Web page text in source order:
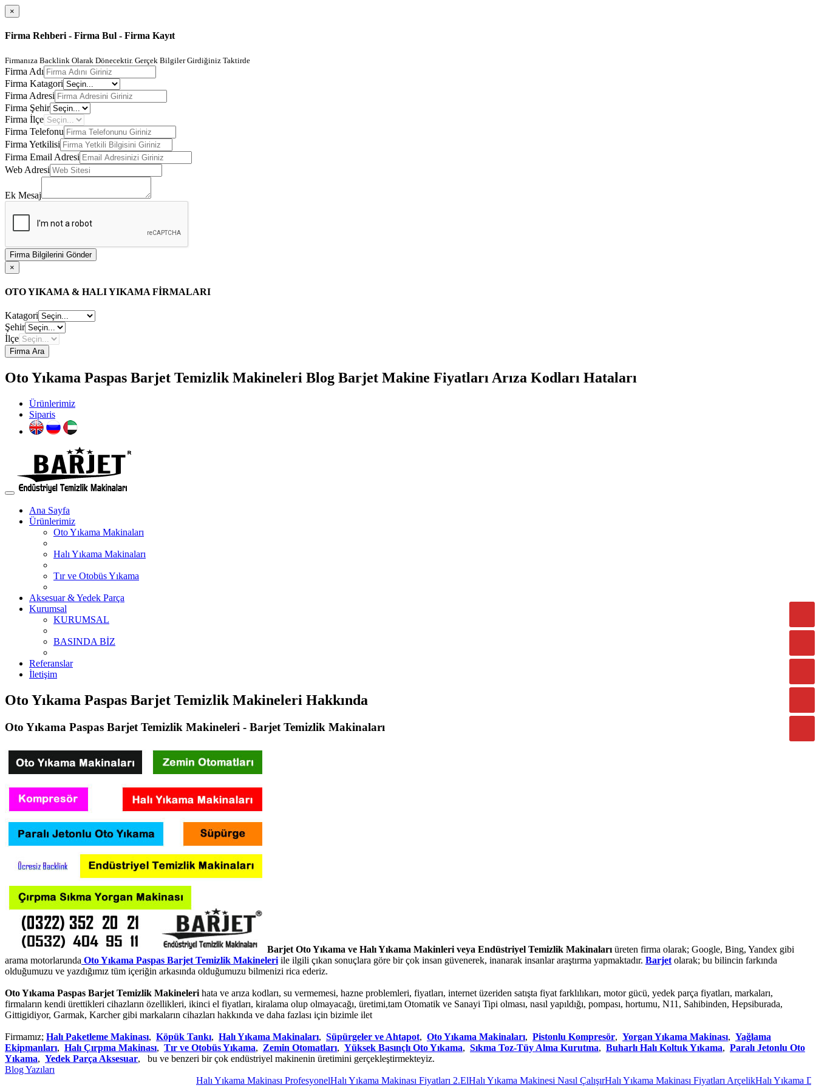
×
Firma Rehberi - Firma Bul - Firma Kayıt
Firmanıza Backlink Olarak Dönecektir. Gerçek Bilgiler Girdiğiniz Taktirde
Firma Adı
Firma Katagori
Firma Adresi
Firma Şehir
Firma İlçe
Firma Telefonu
Firma Yetkilisi
Firma Email Adresi
Web Adresi
Ek Mesaj
Firma Bilgilerini Gönder
×
OTO YIKAMA & HALI YIKAMA FİRMALARI
Katagori
Şehir
İlçe
Firma Ara
Oto Yıkama Paspas Barjet Temizlik Makineleri Blog Barjet Makine Fiyatları Arıza Kodları Hataları
Ürünlerimiz
Siparis
Ana Sayfa
Ürünlerimiz
Oto Yıkama Makinaları
Halı Yıkama Makinaları
Tır ve Otobüs Yıkama
Aksesuar & Yedek Parça
Kurumsal
KURUMSAL
BASINDA BİZ
Referanslar
İletişim
Oto Yıkama Paspas Barjet Temizlik Makineleri Hakkında
Oto Yıkama Paspas Barjet Temizlik Makineleri - Barjet Temizlik Makinaları
Barjet Oto Yıkama ve Halı Yıkama Makinleri veya Endüstriyel Temizlik Makinalarıüreten firma olarak; Google, Bing, Yandex gibi
arama motorlarunda Oto Yıkama Paspas Barjet Temizlik Makineleriile ilgili çıkan sonuçlara göre bir çok insan güvenerek, inanarak insanlar araştırma yapmaktadır. Barjetolarak; bu bilincin farkında
olduğumuzu ve yazdığımız tüm içeriğin arkasında olduğumuzu bilmenizi rica ederiz.
Oto Yıkama Paspas Barjet Temizlik Makinelerihata ve arıza kodları, su vermemesi, hazne problemleri, fiyatları, internet üzeriden satışta fiyat farklılıkarı, motor gücü, yedek parça fiyatları, markaları,
firmaların kendi ürettikleri cihazların özellikleri, ikinci el fiyatları, kiralama olup olmayacağı, üretimi,tam Otomatik ve Sanayi Tipi olması, nasıl yapıldığı, pompası, hortumu, N11, Sahibinden, Hepsiburada,
Gittigidiyor, Garmak, Karcher gibi markaların cihazları hakkında ve daha fazlası için bizimle ilet
Firmamız; Halı Paketleme Makinası, Köpük Tankı, Halı Yıkama Makinaları, Süpürgeler ve Ahtapot, Oto Yıkama Makinaları, Pistonlu Kompresör, Yorgan Yıkama Makinası, Yağlama
Ekipmanları, Halı Çırpma Makinası, Tır ve Otobüs Yıkama, Zemin Otomatları, Yüksek Basınçlı Oto Yıkama, Sıkma Toz-Tüy Alma Kurutma, Buharlı Halı Koltuk Yıkama, Paralı Jetonlu Oto
Yıkama, Yedek Parça Aksesuar, bu ve benzeri bir çok endüstriyel makinenin üretimini gerçekleştirmekteyiz.
Blog Yazıları
Halı Yıkama Makinası ProfesyonelHalı Yıkama Makinası Fiyatları 2.El Halı Yıkama Makinesi Nasıl ÇalışırHalı Yıkama Makinası Fiyatları ArçelikHalı Yıkama